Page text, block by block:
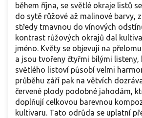
během října, se světlé okraje listů
do sytě růžové až malinové barvy,
středy tmavnou do vínových
kontrast růžových okrajů dal
jméno. Květy se objevují na
a jsou tvořeny čtyřmi bílými listeny,
světlého listoví působí velmi
průběhu září pak na větvích
červené plody podobné jahodám,
doplňují celkovou barevnou
kultivaru. Tato odrůda se uplatní